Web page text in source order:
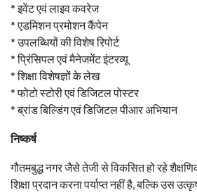
* इवेंट एवं लाइव कवरेज
* एडमिशन प्रमोशन कैंपेन
* उपलब्धियों की विशेष रिपोर्ट
* प्रिंसिपल एवं मैनेजमेंट इंटरव्यू
* शिक्षा विशेषज्ञों के लेख
* फोटो स्टोरी एवं डिजिटल पोस्टर
* ब्रांड बिल्डिंग एवं डिजिटल पीआर अभियान
निष्कर्ष
गौतमबुद्ध नगर जैसे तेजी से विकसित हो रहे
शिक्षा प्रदान करना पर्याप्त नहीं है, बल्कि उस